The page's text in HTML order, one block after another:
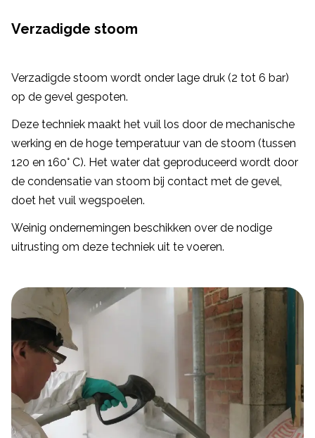
Verzadigde stoom
Verzadigde stoom wordt onder lage druk (2 tot 6 bar)
op de gevel gespoten.
Deze techniek maakt het vuil los door de mechanische
werking en de hoge temperatuur van de stoom (tussen
120 en 160° C). Het water dat geproduceerd wordt door
de condensatie van stoom bij contact met de gevel,
doet het vuil wegspoelen.
Weinig ondernemingen beschikken over de nodige
uitrusting om deze techniek uit te voeren.